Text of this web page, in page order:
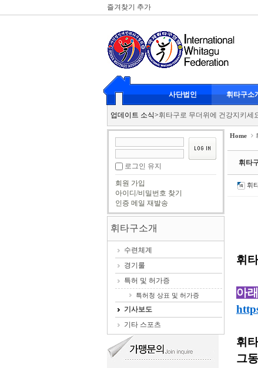
즐겨찾기 추가
사단법인 휘타구소
업데이트 소식>
휘타구 클럽대항전 2026-07-20
리스펙 스포츠에서도 인정한 뉴
휘타구로 무더위에 건강지키세
휘타구 광도클럽 남여복식
KBS 이웃집 프로그램 휘타구 촬
휘타구 클럽대항전
2026-07-20
리스펙 스포츠에서도 인정한 뉴
휘타구로 무더위에 건강지키세요
휘타구 광도클럽 남여복식
KBS 이웃집 프로그램 휘타구 촬
로그인 유지
회원 가입
아이디/비밀번호 찾기
인증 메일 재발송
휘타구소개
수련체계
경기룰
특허 및 허가증
특허청 상표 및 허가증
기사보도
기타 스포츠
Home
휘타
휘
휘
아
휘
그
Sketchbook5, 스케치북5
Sketchbook5, 스케치북5
Sketchbook5, 스케치북5
Sketchbook5, 스케치북5